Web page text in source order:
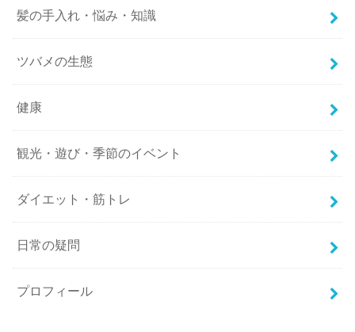
髪の手入れ・悩み・知識
ツバメの生態
健康
観光・遊び・季節のイベント
ダイエット・筋トレ
日常の疑問
プロフィール